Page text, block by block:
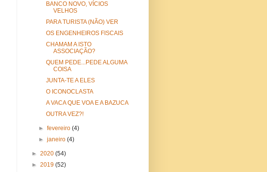
BANCO NOVO, VÍCIOS
VELHOS
PARA TURISTA (NÃO) VER
OS ENGENHEIROS FISCAIS
CHAMAM A ISTO
ASSOCIAÇÃO?
QUEM PEDE...PEDE ALGUMA
COISA
JUNTA-TE A ELES
O ICONOCLASTA
A VACA QUE VOA E A BAZUCA
OUTRA VEZ?!
►fevereiro(4)
►janeiro(4)
► 2020 (54)
► 2019 (52)